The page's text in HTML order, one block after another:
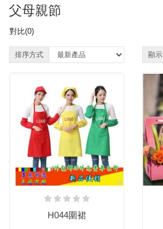
父母親節
對比(0)
排序方式 顯示
H044圍裙